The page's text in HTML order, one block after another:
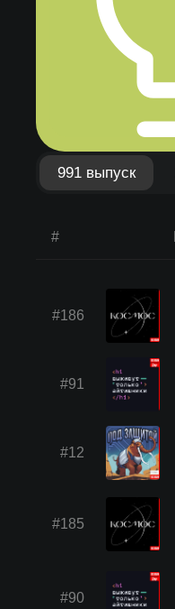
991 выпуск
#
#186
#91
#12
#185
#90